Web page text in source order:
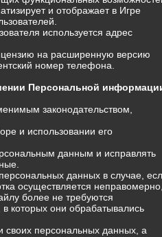
и отображает в Игре
используется адрес
на расширенную версию
номер телефона.
Персональной
законодательством,
и использовании его
данным и исправлять
данных в случае,
осуществляется неправомерно,
более не требуются
которых они обрабатывались
своих персональных данных, а